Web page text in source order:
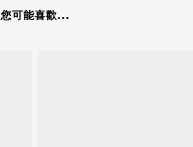
您可能喜歡...